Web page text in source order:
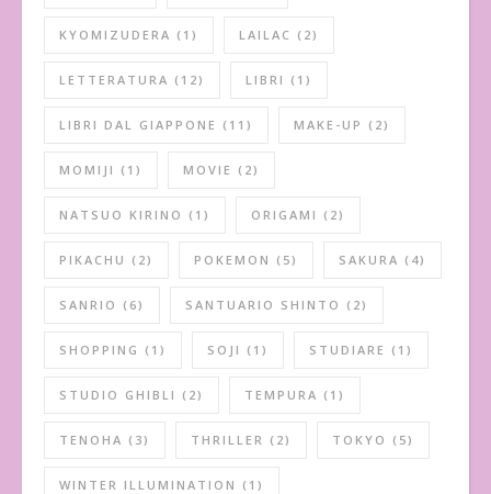
KYOMIZUDERA (1) LAILAC (2)
LETTERATURA (12) LIBRI (1)
LIBRI DAL GIAPPONE (11) MAKE-UP (2)
MOMIJI (1) MOVIE (2)
NATSUO KIRINO (1) ORIGAMI (2)
PIKACHU (2) POKEMON (5) SAKURA (4)
SANRIO (6) SANTUARIO SHINTO (2)
SHOPPING (1) SOJI (1) STUDIARE (1)
STUDIO GHIBLI (2) TEMPURA (1)
TENOHA (3) THRILLER (2) TOKYO (5)
WINTER ILLUMINATION (1)